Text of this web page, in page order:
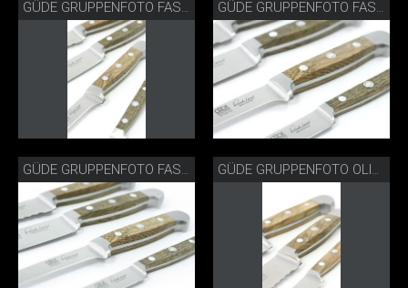
GÜDE GRUPPENFOTO FASSEICHE GÜDE GRUPPENFOTO FASSEICHE
GÜDE GRUPPENFOTO FASSEICHE GÜDE GRUPPENFOTO OLIVE